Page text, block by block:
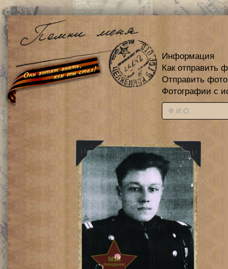
Информация
Как отправить
Отправить
Фотографии с